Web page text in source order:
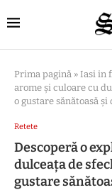
Prima pagină » Iasi in
arome și culoare cu
o gustare sănătoasă și
Retete
Descoperă o
dulceața de
gustare